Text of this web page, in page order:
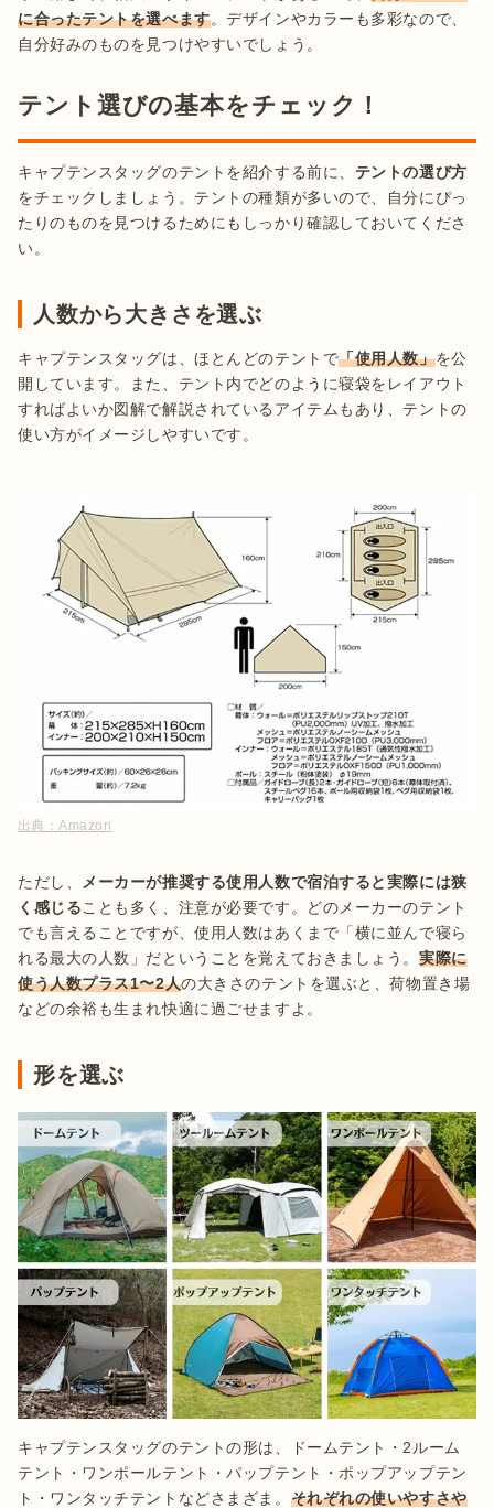
に合ったテントを選べます。デザインやカラーも多彩なので、
自分好みのものを見つけやすいでしょう。
テント選びの基本をチェック！
キャプテンスタッグのテントを紹介する前に、 テントの選び方
をチェックしましょう。テントの種類が多いので、自分にぴっ
たりのものを見つけるためにもしっかり確認しておいてくださ
い。
人数から大きさを選ぶ
キャプテンスタッグは、ほとんどのテントで「使用人数」を公
開しています。また、テント内でどのように寝袋をレイアウト
すればよいか図解で解説されているアイテムもあり、テントの
使い方がイメージしやすいです。
出典：Amazon
ただし、 メーカーが推奨する使用人数で宿泊すると実際には狭
く感じることも多く、注意が必要です。どのメーカーのテント
でも言えることですが、使用人数はあくまで「横に並んで寝ら
れる最大の人数」だということを覚えておきましょう。 実際に
使う人数プラス1〜2人の大きさのテントを選ぶと、荷物置き場
形を選ぶ
キャプテンスタッグのテントの形は、ドームテント・2ルーム
テント・ワンポールテント・パップテント・ポップアップテン
ト・ワンタッチテントなどさまざま。 それぞれの使いやすさや